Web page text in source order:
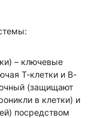
– ключевые
Т-клетки и В-
(защищают
в клетки) и
посредством